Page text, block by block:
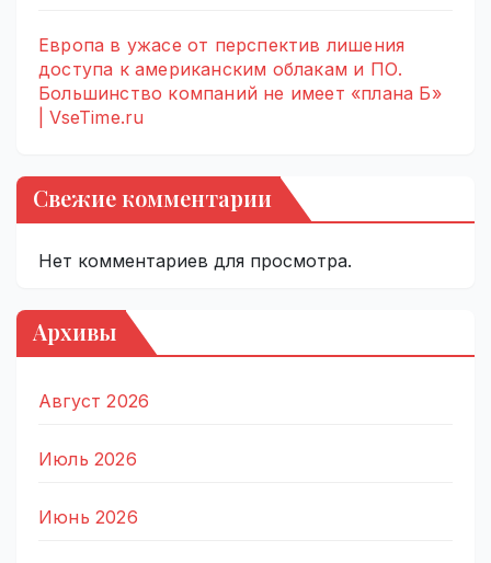
Европа в ужасе от перспектив лишения
доступа к американским облакам и ПО.
Большинство компаний не имеет «плана Б»
| VseTime.ru
Свежие комментарии
Нет комментариев для просмотра.
Архивы
Август 2026
Июль 2026
Июнь 2026